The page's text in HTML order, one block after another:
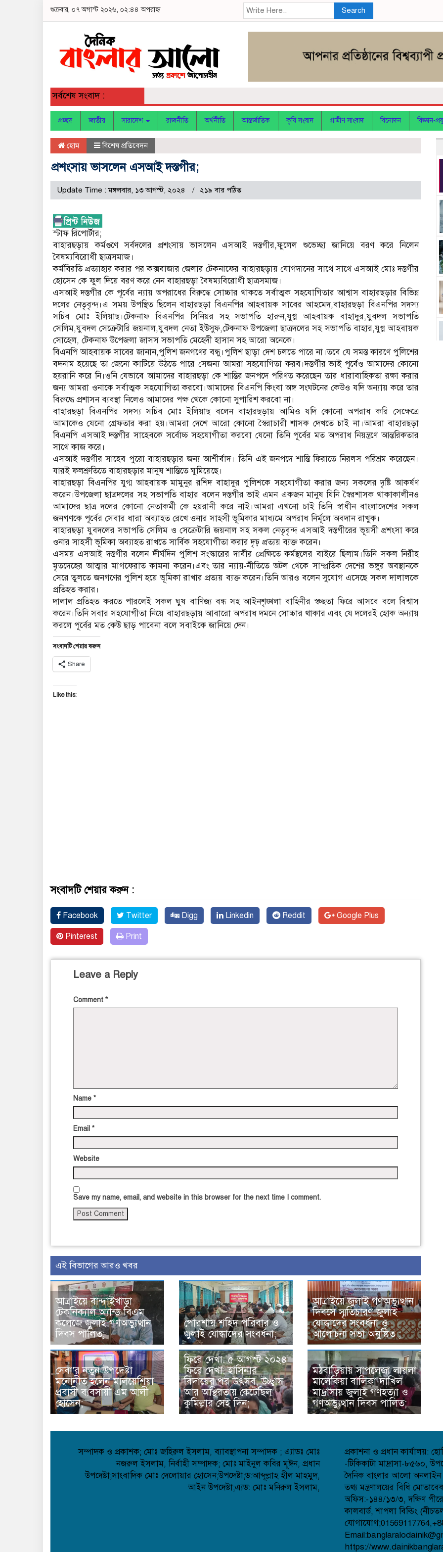
শুক্রবার, ০৭ অগাস্ট ২০২৬, ০২:৪৪ অপরাহ্ন Search
সর্বশেষ সংবাদ :
প্রচ্ছদ জাতীয় সারাদেশ রাজনীতি অর্থনীতি আন্তর্জাতিক কৃষি সংবাদ গ্রামীণ সাংবাদ বিনোদন বিজ্ঞান-
হোম বিশেষ প্রতিবেদন
প্রশংসায় ভাসলেন এসআই দস্তগীর;
Update Time : মঙ্গলবার, ১৩ আগস্ট, ২০২৪ ২১৯ বার পঠিত
স্টাফ রিপোর্টার;
বাহারছড়ায় কর্মগুণে সর্বদলের প্রশংসায় ভাসলেন এসআই দস্তগীর,ফুলেল শুভেচ্ছা জানিয়ে বরণ করে নিলেন
বৈষম্যবিরোধী ছাত্রসমাজ।
কর্মবিরতি প্রত্যাহার করার পর কক্সবাজার জেলার টেকনাফের বাহারছড়ায় যোগদানের সাথে সাথে এসআই মোঃ দস্তগীর
হোসেন কে ফুল দিয়ে বরণ করে নেন বাহারছড়া বৈষম্যবিরোধী ছাত্রসমাজ।
এসআই দস্তগীর কে পূর্বের ন্যায় অপরাধের বিরুদ্ধে সোচ্চার থাকতে সর্বাত্মক সহযোগিতার আশ্বাস বাহারছড়ার বিভিন্ন
দলের নেতৃবৃন্দ।এ সময় উপস্থিত ছিলেন বাহারছড়া বিএনপির আহবায়ক সাবের আহমেদ,বাহারছড়া বিএনপির সদস্য
সচিব মোঃ ইলিয়াছ।টেকনাফ বিএনপির সিনিয়র সহ সভাপতি হারুন,যুগ্ন আহবায়ক বাহাদুর,যুবদল সভাপতি
সেলিম,যুবদল সেক্রেটারি জয়নাল,যুবদল নেতা ইউসুফ,টেকনাফ উপজেলা ছাত্রদলের সহ সভাপতি বাহার,যুগ্ন আহবায়ক
সোহেল, টেকনাফ উপেজলা জাসস সভাপতি মেহেদী হাসান সহ আরো অনেকে।
বিএনপি আহবায়ক সাবের জানান,পুলিশ জনগণের বন্ধু।পুলিশ ছাড়া দেশ চলতে পারে না।তবে যে সমস্ত কারণে পুলিশের
বদনাম হয়েছে তা জেনো কাটিয়ে উঠতে পারে সেজন্য আমরা সহযোগিতা করব।দস্তগীর ভাই পূর্বেও আমাদের কোনো
হয়রানি করে নি।ওনি যেভাবে আমাদের বাহারছড়া কে শান্তির জনপদে পরিণত করেছেন তার ধারাবাহিকতা রক্ষা করার
জন্য আমরা ওনাকে সর্বাত্মক সহযোগিতা করবো।আমাদের বিএনপি কিংবা অঙ্গ সংঘটনের কেউও যদি অন্যায় করে তার
বিরুদ্ধে প্রশাসন ব্যবস্থা নিলেও আমাদের পক্ষ থেকে কোনো সুপারিশ করবো না।
বাহারছড়া বিএনপির সদস্য সচিব মোঃ ইলিয়াছ বলেন বাহারছড়ায় আমিও যদি কোনো অপরাধ করি সেক্ষেত্রে
আমাকেও যেনো গ্রেফতার করা হয়।আমরা দেশে আরো কোনো স্বৈরাচারী শাসক দেখতে চাই না।আমরা বাহারছড়া
বিএনপি এসআই দস্তগীর সাহেবকে সর্বোচ্চ সহযোগীতা করবো যেনো তিনি পূর্বের মত অপরাধ নিয়ন্ত্রণে আন্তরিকতার
সাথে কাজ করে।
এসআই দস্তগীর সাহেব পুরো বাহারছড়ার জন্য আশীর্বাদ। তিনি এই জনপদে শান্তি ফিরাতে নিরলস পরিশ্রম করেছেন।
যারই ফলশ্রুতিতে বাহারছড়ার মানুষ শান্তিতে ঘুমিয়েছে।
বাহারছড়া বিএনপির যুগ্ম আহবায়ক মামুনুর রশিদ বাহাদুর পুলিশকে সহযোগীতা করার জন্য সকলের দৃষ্টি আকর্ষণ
করেন।উপজেলা ছাত্রদলের সহ সভাপতি বাহার বলেন দস্তগীর ভাই এমন একজন মানুষ যিনি স্বৈরশাসক থাকাকালীনও
আমাদের ছাত্র দলের কোনো নেতাকর্মী কে হয়রানী করে নাই।আমরা এখনো চাই তিনি স্বাধীন বাংলাদেশের সকল
জনগণকে পূর্বের সেবার ধারা অব্যাহত রেখে ওনার সাহসী ভূমিকার মাধ্যমে অপরাধ নির্মূলে অবদান রাখুক।
বাহারছড়া যুবদলের সভাপতি সেলিম ও সেক্রেটারি জয়নাল সহ সকল নেতৃবৃন্দ এসআই দস্তগীরের ভূয়সী প্রশংসা করে
ওনার সাহসী ভূমিকা অব্যাহত রাখতে সার্বিক সহযোগীতা করার দৃঢ় প্রত্যয় ব্যক্ত করেন।
এসময় এসআই দস্তগীর বলেন দীর্ঘদিন পুলিশ সংস্কারের দাবীর প্রেক্ষিতে কর্মস্থলের বাইরে ছিলাম।তিনি সকল নিরীহ
মৃতদেহের আত্মার মাগফেরাত কামনা করেন।এবং তার ন্যায়-নীতিতে অটল থেকে সাম্প্রতিক দেশের ভঙ্গুর অবস্থানকে
সেরে তুলতে জনগণের পুলিশ হয়ে ভূমিকা রাখার প্রত্যয় ব্যক্ত করেন।তিনি আরও বলেন সুযোগ এসেছে সকল দালালকে
প্রতিহত করার।
দালাল প্রতিহত করতে পারলেই সকল ঘুষ বাণিজ্য বন্ধ সহ আইনশৃঙ্খলা বাহিনীর স্বচ্ছতা ফিরে আসবে বলে বিশ্বাস
করেন।তিনি সবার সহযোগীতা নিয়ে বাহারছড়ায় আবারো অপরাধ দমনে সোচ্চার থাকার এবং যে দলেরই হোক অন্যায়
করলে পূর্বের মত কেউ ছাড় পাবেনা বলে সবাইকে জানিয়ে দেন।
সংবাদটি শেয়ার করুন
Share
Like this:
সংবাদটি শেয়ার করুন :
Facebook Twitter Digg Linkedin Reddit Google Plus
Pinterest Print
Leave a Reply
Comment *
Name *
Email *
Website
Save my name, email, and website in this browser for the next time I comment.
এই বিভাগের আরও খবর
আত্রাইয়ে বান্দাইখাড়া
টেকনিক্যাল অ্যান্ড বিএম
কলেজে জুলাই গণঅভ্যুত্থান
দিবস পালিত;
পোরশায় শহিদ পরিবার ও
জুলাই যোদ্ধাদের সংবর্ধনা;
আত্রাইয়ে জুলাই গণঅভ্যুত্থান
দিবসে স্মৃতিচারণ জুলাই
যোদ্ধাদের সংবর্ধনা ও
আলোচনা সভা অনুষ্ঠিত ;
সেবা’র নতুন উপদেষ্টা
মনোনীত হলেন মালয়েশিয়া
প্রবাসী ব্যবসায়ী এম আলী
হোসেন;
ফিরে দেখা: ৫ আগস্ট ২০২৪
ফিরে দেখা: হাসিনার
বিদায়ের পর উৎসব, উচ্ছ্বাস
আর অস্থিরতায় কেটেছিল
কুমিল্লার সেই দিন;
মঠবাড়িয়ায় সাপলেজা লায়লা
মালেকিয়া বালিকা দাখিল
মাদ্রাসায় জুলাই গণহত্যা ও
গণঅভ্যুত্থান দিবস পালিত;
সম্পাদক ও প্রকাশক; মোঃ জহিরুল ইসলাম, ব্যাবস্থাপনা সম্পাদক ; এ্যাডঃ মোঃ
নজরুল ইসলাম, নির্বাহী সম্পাদক; মোঃ মাইনুল কবির মূঈন, প্রধান
উপদেষ্টা;সাংবাদিক মোঃ দেলোয়ার হোসেন;উপদেষ্টা;ড:আব্দূল্লাহ হীল মাহমুদ,
আইন উপদেষ্টা;এ্যড: মোঃ মনিরুল ইসলাম,
প্রকাশনা ও প্রধান কার্যালয়:
-টিকিকাটা মাদ্রাসা-৮৫৬০,
দৈনিক বাংলার আলো অনলাইন
তথ্য মন্ত্রণালয়ের বিধি
অফিস:-১৪৪/১৩/৩, দক্ষিণ
কালবার্ড, শাপলা বিল্ডিং
https://